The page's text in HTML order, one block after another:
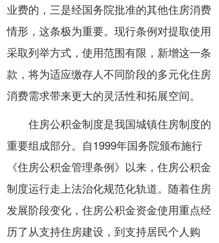
业费的，三是经国务院批准的其他住房消费
情形，这条极为重要。现行条例对提取使用
采取列举方式，使用范围有限，新增这一条
款，将为适应缴存人不同阶段的多元化住房
消费需求带来更大的灵活性和拓展空间。
住房公积金制度是我国城镇住房制度的
重要组成部分。自1999年国务院颁布施行
《住房公积金管理条例》以来，住房公积金
制度运行走上法治化规范化轨道。随着住房
发展阶段变化，住房公积金资金使用重点经
历了从支持住房建设，到支持居民个人购